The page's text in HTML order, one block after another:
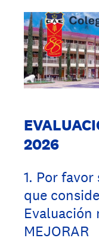
2026
1. Por favor
que
Evaluación
MEJORAR